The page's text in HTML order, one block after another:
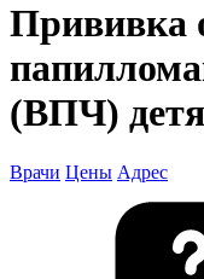
Прививка
(ВПЧ)
Врачи Цены Адрес